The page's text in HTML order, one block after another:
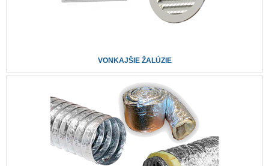
VONKAJŠIE ŽALÚZIE